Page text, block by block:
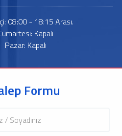
Formu
08:00 - 18:15 Arası.
Kapalı
Pazar: Kapalı